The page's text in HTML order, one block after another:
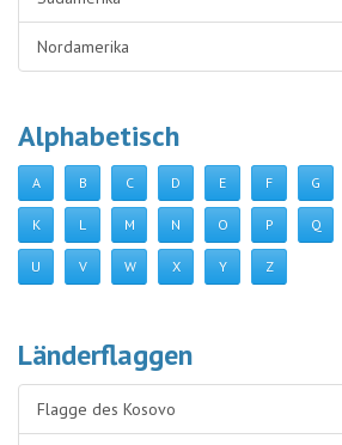
Nordamerika
Alphabetisch
A B C D E F G
K L M N O P Q
U V W X Y Z
Länderflaggen
Flagge des Kosovo